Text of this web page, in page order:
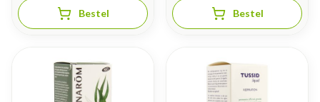
Bestel Bestel